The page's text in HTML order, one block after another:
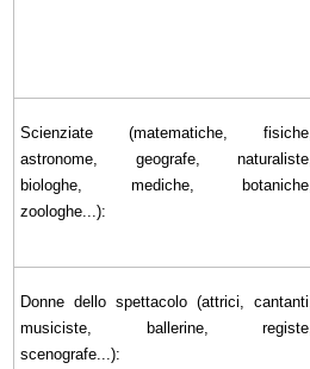
Scienziate (matematiche, fisiche,
astronome, geografe, naturaliste,
biologhe, mediche, botaniche,
zoologhe...):
Donne dello spettacolo (attrici, cantanti,
musiciste, ballerine, registe,
scenografe...):